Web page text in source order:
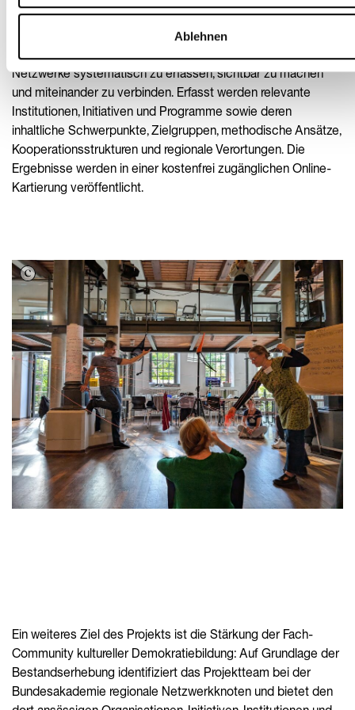
Ablehnen
Deutschland, also auf die Akteur:innen und Netzwerke
kultureller Demokratiebildung. Ziel des Projekts ist es, im
Rahmen einer Bestandserhebung, zentrale Akteur:innen und
Netzwerke systematisch zu erfassen, sichtbar zu machen
und miteinander zu verbinden. Erfasst werden relevante
Institutionen, Initiativen und Programme sowie deren
inhaltliche Schwerpunkte, Zielgruppen, methodische Ansätze,
Kooperationsstrukturen und regionale Verortungen. Die
Ergebnisse werden in einer kostenfrei zugänglichen Online-
Kartierung veröffentlicht.
Ein weiteres Ziel des Projekts ist die Stärkung der Fach-
Community kultureller Demokratiebildung: Auf Grundlage der
Bestandserhebung identifiziert das Projektteam bei der
Bundesakademie regionale Netzwerkknoten und bietet den